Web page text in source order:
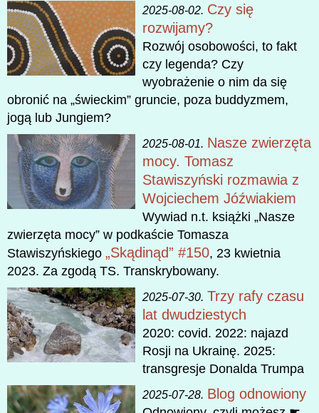
2025-08-02. Czy się
rozwijamy?
Rozwój osobowości, to fakt
czy legenda? Czy
wyobrażenie o nim da się
obronić na „świeckim” gruncie, poza buddyzmem,
jogą lub Jungiem?
2025-08-01.
Nasze zwierzęta
mocy. Tomasz
Stawiszyński rozmawia z
Wojciechem Jóźwiakiem
Wywiad n.t. książki „Nasze
zwierzęta mocy” w podkaście Tomasza
Stawiszyńskiego „Skądinąd” #150, 23 kwietnia
2023. Za zgodą TS. Transkrybowany.
2025-07-30. Trzy rafy czasu
lat dwudziestych
2020: covid. 2022: najazd
Rosji na Ukrainę. 2025:
transgresje Donalda Trumpa
2025-07-28. Blog odnowiony